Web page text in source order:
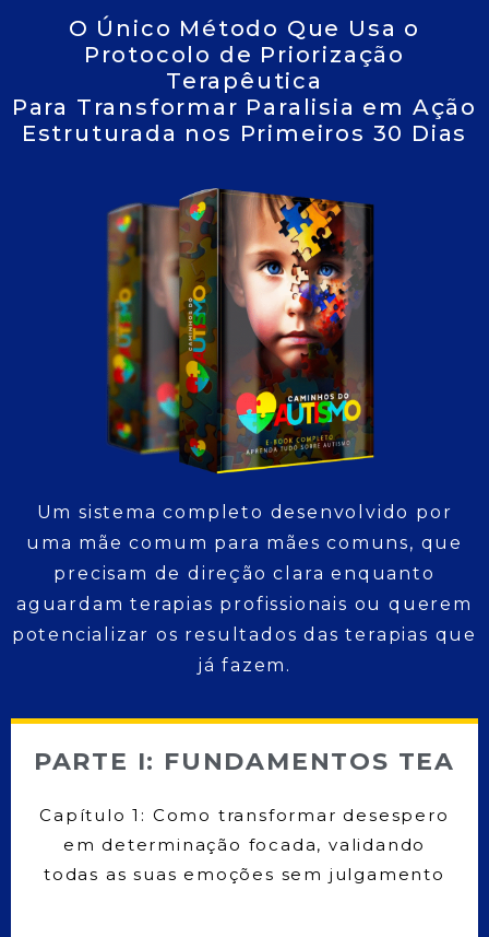
O Único Método Que Usa o
Protocolo de Priorização
Terapêutica
Para Transformar Paralisia em Ação
Estruturada nos Primeiros 30 Dias
Um sistema completo desenvolvido por
uma mãe comum para mães comuns, que
precisam de direção clara enquanto
aguardam terapias profissionais ou querem
potencializar os resultados das terapias que
já fazem.
PARTE I: FUNDAMENTOS TEA
Capítulo 1: Como transformar desespero
em determinação focada, validando
todas as suas emoções sem julgamento